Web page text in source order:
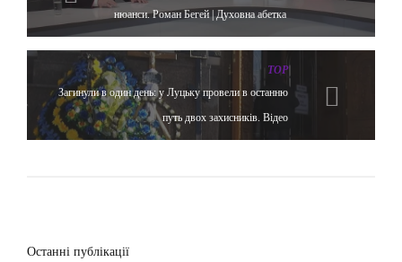
нюанси. Роман Бегей | Духовна абетка
TOP
Загинули в один день: у Луцьку провели в останню
путь двох захисників. Відео
Останні публікації